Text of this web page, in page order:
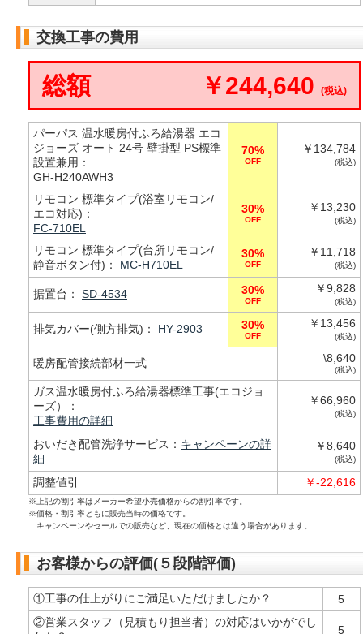
交換工事の費用
総額 ￥244,640 (税込)
パーパス 温水暖房付ふろ給湯器 エコ
ジョーズ オート 24号 壁掛型 PS標準
設置兼用：
GH-H240AWH3
70%
OFF
￥134,784
(税込)
リモコン 標準タイプ(浴室リモコン/
エコ対応)：
FC-710EL
30%
OFF
￥13,230
(税込)
リモコン 標準タイプ(台所リモコン/
静音ボタン付)： MC-H710EL
30%
OFF
￥11,718
(税込)
据置台： SD-4534 30%
OFF
￥9,828
(税込)
排気カバー(側方排気)： HY-2903 30%
OFF
￥13,456
(税込)
暖房配管接続部材一式 \8,640
(税込)
ガス温水暖房付ふろ給湯器標準工事(エコジョ
ーズ）：
工事費用の詳細
￥66,960
(税込)
おいだき配管洗浄サービス： キャンペーンの詳
細
￥8,640
(税込)
調整値引 ￥-22,616
※上記の割引率はメーカー希望小売価格からの割引率です。
※価格・割引率ともに販売当時の価格です。
キャンペーンやセールでの販売など、現在の価格とは違う場合があります。
お客様からの評価(５段階評価)
①工事の仕上がりにご満足いただけましたか？
5
②営業スタッフ（見積もり担当者）の対応はいかがでし
5